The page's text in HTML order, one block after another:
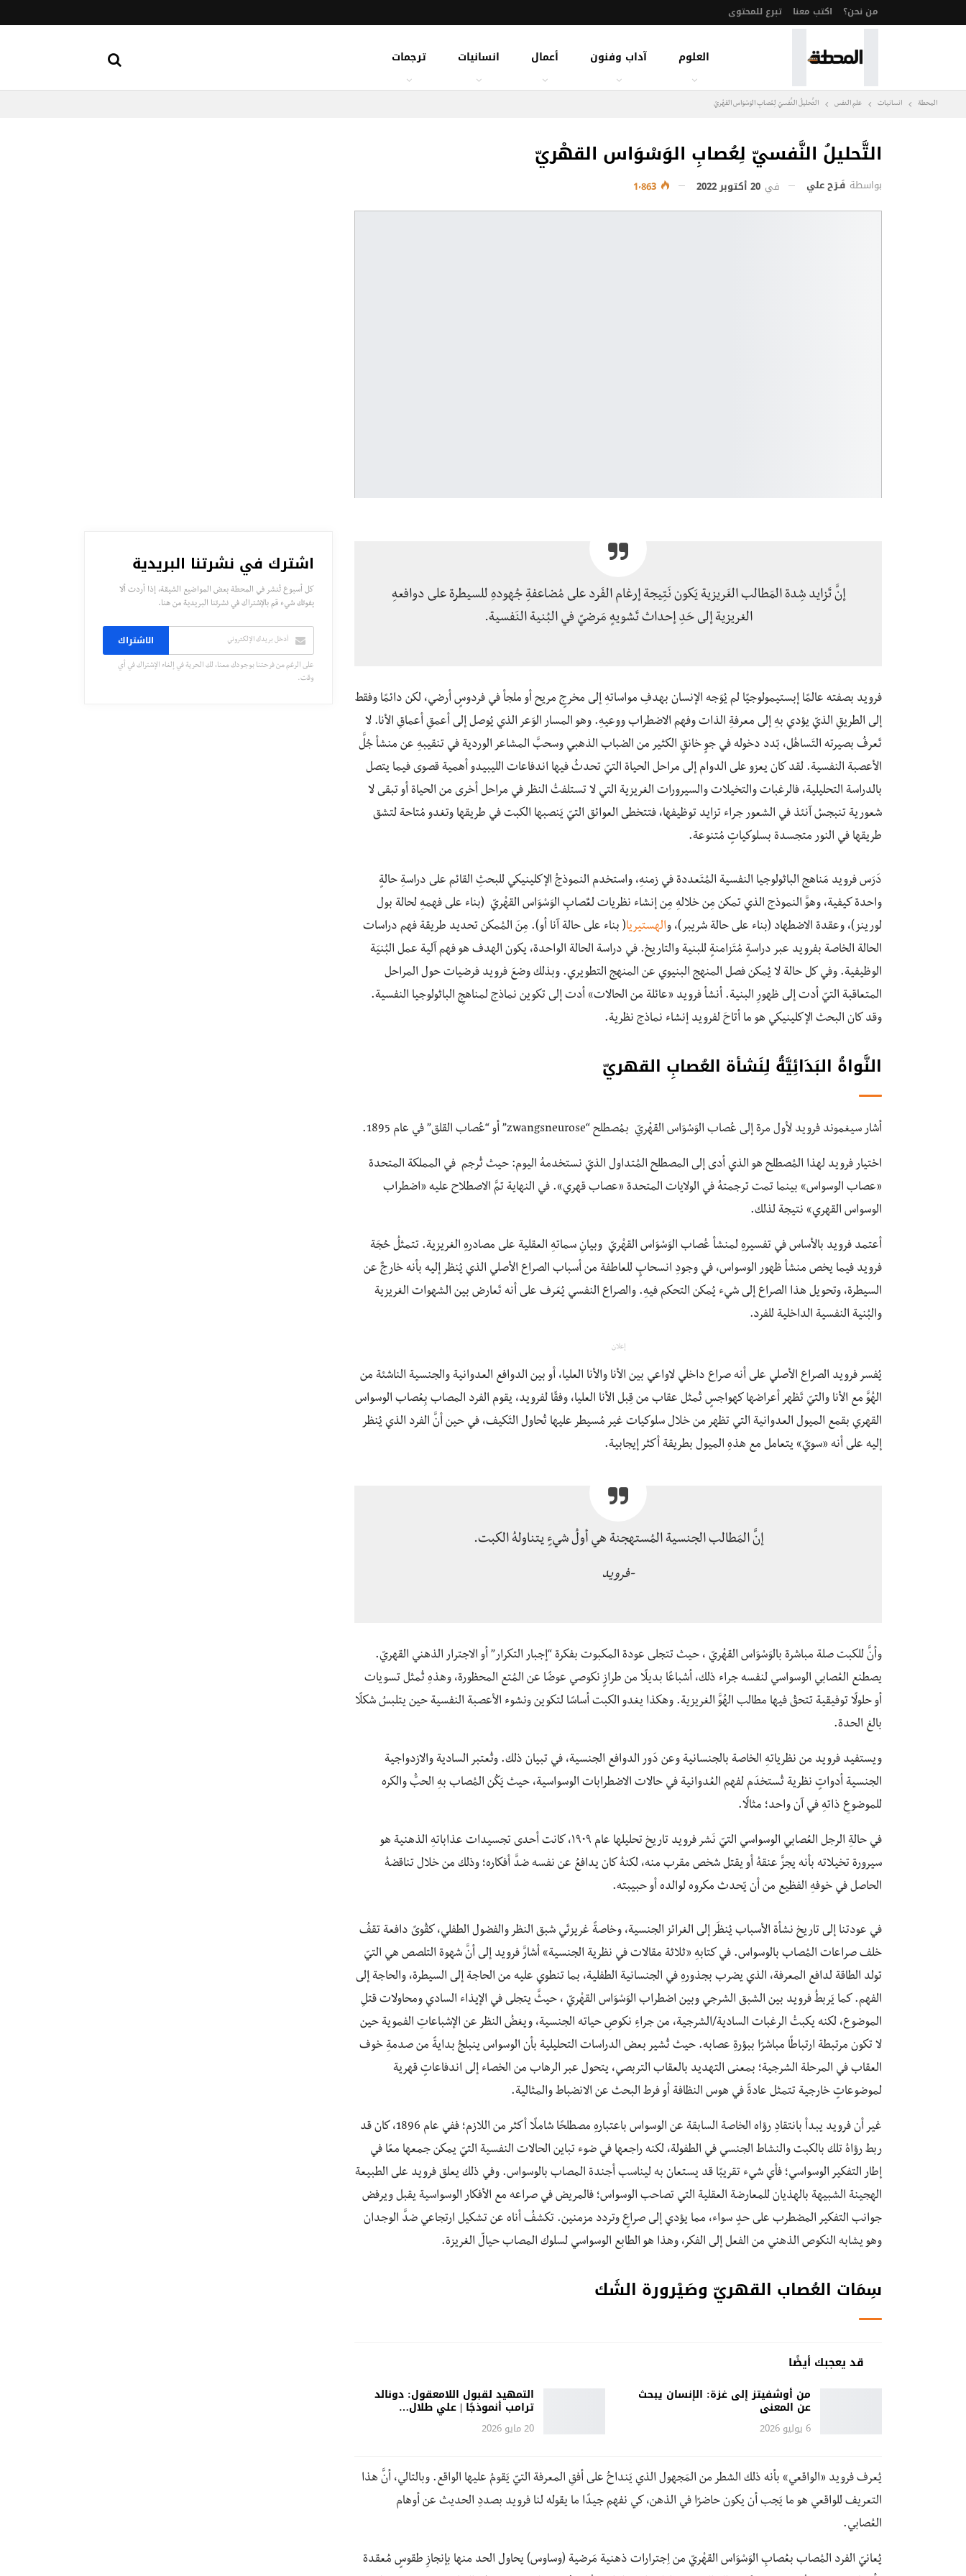
من نحن؟ اكتب معنا تبرع للمحتوى
العلوم آداب وفنون أعمال انسانيات ترجمات
المحطة انسانيات علم النفس التَّحليلُ النَّفسيّ لِعُصابِ الوَسْوَاس القهْريّ
التَّحليلُ النَّفسيّ لِعُصابِ الوَسْوَاس القهْريّ
بواسطة فَـرَح علي في 20 أكتوبر 2022
إنَّ تَزايد شِدة المَطالب الغَريزية يَكون نَتِيجة إرغام الفَرد على مُضاعفةِ جُهودهِ للسيطرة على دوافعهِ
الغريزية إلى حَدِ إحداث تَشويهٍ مَرضيّ في البُنية النَفسية.
فرويد بصفته عالمًا إبستيمولوجيًا لم يُوَجه الإنسان بهدفِ مواساتهِ إلى مخرجٍ مريح أو ملجأ في فردوسٍ أرضي، لكن دائمًا وفقط
إلى الطريقِ الذيّ يؤدي بهِ إلى معرفةِ الذات وفهم الاضطراب ووعيهِ. وهو المسار الوَعر الذي يُوصل إلى أعمقِ أعماقِ الأنا. لا
تَعرفُ بصيرته التَساهُل، بّدد دخوله في جوٍ خانقٍ الكثير من الضباب الذهبي وسحبَّ المشاعر الوردية في تنقيبهِ عن منشأ جُلَّ
الأعصبة النفسية. لقد كان يعزو على الدوام إلى مراحل الحياة التيّ تحدثُ فيها اندفاعات الليبيدو أهمية قصوى فيما يتصل
بالدراسة التحليلية، فالرغبات والتخيلات والسيرورات الغريزية التي لا تستلفتُ النظر في مراحل أخرى من الحياة أو تبقى لا
شعورية تنبجسُ آنئذ في الشعور جراء تزايد توظيفها، فتتخطى العوائق التيّ يَنصبها الكبت في طريقها وتغدو مُتاحة لتشق
طريقها في النور متجسدة بسلوكياتٍ مُتنوعة.
دَرَس فرويد مَناهج الباثولوجيا النفسية المُتَعددة في زمنهِ، واستخدم النموذجُ الإكلينيكي للبحثِ القائم على دراسةِ حالةٍ
واحدة كيفية، وهوَّ النموذج الذي تمكن مِن خلالهِ مِن إنشاء نظريات لعٌصابِ الوَسْوَاس القهْريّ (بناء على فهمهِ لحالة بول
لورينز)، وعقدة الاضطهاد (بناء على حالة شريبر)، والهستيريا( بناء على حالة آنا أو). مِنَ المُمكن تحديد طريقة فهم دراسات
الحالة الخاصة بفرويد عبر دراسةٍ مُتَزامنةٍ للبنية والتاريخ. في دراسة الحالة الواحدة، يكون الهدف هو فهم آلية عمل البُنيَة
الوظيفية. وفي كل حالة لا يُمكن فصل المنهج البنيوي عن المنهج التطويري. وبذلك وضعَ فرويد فرضيات حول المراحل
المتعاقبة التيّ أدت إلى ظهورِ البنية. أنشأ فروید «عائلة من الحالات» أدت إلى تكوين نماذج لمناهجِ الباثولوجيا النفسية.
وقد كان البحث الإكلينيكي هو ما أتاحَ لفرويد إنشاء نماذج نظرية.
النَّواةُ البَدَائِيَّةُ لِنَشأة العُصابِ القهريّ
أشار سيغموند فرويد لأول مرة إلى عُصاب الوَسْوَاس القهْريّ بمُصطلح “zwangsneurose” أو “عُصاب القلق” في عام 1895.
اختيار فرويد لهذا المُصطلح هو الذي أدى إلى المصطلح المُتداول الذيّ نستخدمهُ اليوم: حيث تُرجم في المملكة المتحدة
«عصاب الوسواس» بينما تمت ترجمتهُ في الولايات المتحدة «عصاب قهري». في النهاية تمَّ الاصطلاح عليه «اضطراب
الوسواس القهري» نتيجة لذلك.
أعتمد فرويد بالأساس في تفسيرهِ لمنشأ عُصاب الوَسْوَاس القهْريّ وبيانِ سماتهِ العقلية على مصادرهِ الغريزية. تتمثلُ حُجَة
فرويد فيما يخص منشأ ظهور الوسواس، في وجودِ انسحابٍ للعاطفة من أسباب الصراع الأصلي الذي يُنظر إليه بأنه خارجٌ عن
السيطرة، وتحويل هذا الصراع إلى شيء يُمكن التحكم فيهِ. والصراع النفسي يُعَرف على أنه تَعارض بين الشهوات الغريزية
والبُنية النفسية الداخلية للفرد.
إعلان
يُفسر فرويد الصراع الأصلي على أنه صراع داخلي لاواعي بين الأنا والأنا العليا، أو بين الدوافع العدوانية والجنسية الناشئة من
الهُوَّ مع الأنا والتيّ تَظهر أعراضها كهواجسٍ تُمثل عقاب من قِبل الأنا العليا، وفقًا لفرويد، يقوم الفرد المصاب بِعُصاب الوسواس
القهري بقمع الميول العدوانية التي تظهر من خلال سلوكيات غير مُسيطر عليها تُحاول التَكيف، في حين أنَّ الفرد الذي يُنظر
إليه على أنه «سويّ» يتعامل مع هذهِ الميول بطريقة أكثر إيجابية.
إنَّ المَطالب الجنسية المُستهجنة هي أولُ شيءٍ يتناولهُ الكبت.
-فرويد
وأنَّ للكبت صلة مباشرة بالوَسْوَاس القهْريّ ، حيث تتجلى عودة المكبوت بفكرة “إجبار التكرار” أو الاجترار الذهني القهريّ.
يصطنع العُصابي الوسواسي لنفسه جراء ذلك، أشباعًا بديلًا من طرازٍ نكوصي عوضًا عن المُتع المحظورة، وهذهِ تُمثل تسويات
أو حلولًا توفيقية تتحقُ فيها مطالب الهُوَّ الغريزية. وهكذا يغدو الكبت أساسًا لتكوين ونشوء الأعصبة النفسية حين يتلبسُ شكلًا
بالغ الحدة.
ويستفيد فرويد من نظرياتهِ الخاصة بالجنسانية وعن دَور الدوافع الجنسية، في تبيان ذلك. وتُعتبر السادية والازدواجية
الجنسية أدواتٍ نظرية تُستخدَم لفهم العُدوانية في حالات الاضطرابات الوسواسية، حيث يَكُن المُصاب بهِ الحبُّ والكره
للموضوعِ ذاتهِ في آن واحد؛ مثالًا.
في حالةِ الرجل العُصابي الوسواسي التيّ نَشر فرويد تاريخ تحليلها عام ١٩٠٩، كانت أحدى تجسيدات عذاباتهِ الذهنية هو
سيرورة تخيلاته بأنه يجزَّ عنقهُ أو يقتل شخص مقرب منه، لكنهُ كان يدافعُ عن نفسه ضدَّ أفكاره؛ وذلك من خلال تناقضهُ
الحاصل في خوفهِ الفظيع من أن يّحدث مكروه لوالده أو حبيبته.
في عودتنا إلى تاريخ نشأة الأسباب يُنظَر إلى الغرائز الجنسية، وخاصةً غريزتَي شبق النظر والفضول الطفلي، كقُوىً دافعة تقفُ
خلف صراعات المُصاب بالوسواس. في كتابهِ «ثلاثة مقالات في نظرية الجنسية» أشارَّ فرويد إلى أنَّ شهوة التلصص هي التيّ
تولد الطاقة لدافع المعرفة، الذي يضرب بجذورهِ في الجنسانية الطفلية، بما تنطوي عليه من الحاجة إلى السيطرة، والحاجة إلى
الفهم. كما يَربطُ فرويد بين الشبق الشرجي وبين اضطراب الوَسْوَاس القهْريّ ، حيثَّ يتجلى في الإيذاء السادي ومحاولات قتلِ
الموضوع، لكنه يكبتُ الرغبات السادية/الشرجية، من جراءِ نكوصِ حياته الجنسية، ويغضُ النظر عن الإشباعاتِ الفموية حين
لا تكون مرتبطة ارتباطًا مباشرًا ببؤرةِ عصابه. حيث تُشير بعض الدراسات التحليلية بأن الوسواس ينبلجُ بدايةً من صدمةِ خوف
العقاب في المرحلة الشرجية؛ بمعنى التهديد بالعقاب التربصي، يتحول عبر الرهاب من الخصاء إلى اندفاعاتٍ قهرية
لموضوعاتٍ خارجية تتمثل عادةً في هوس النظافة أو فرط البحث عن الانضباط والمثالية.
غير أن فرويد يبدأ بانتقادِ رؤاه الخاصة السابقة عن الوسواس باعتبارهِ مصطلحًا شاملًا أكثر من اللازم؛ ففي عام 1896، كان قد
ربط رؤاهُ تلك بالكبت والنشاط الجنسي في الطفولة، لكنه راجعها في ضوء تباين الحالات النفسية التيّ يمكن جمعها معًا في
إطار التفكير الوسواسي؛ فأي شيء تقريبًا قد يستعان به ليناسب أجندة المصاب بالوسواس. وفي ذلك يعلق فرويد على الطبيعة
الهجينة الشبيهة بالهذيان للمعارضة العقلية التي تصاحب الوسواس؛ فالمريض في صراعه مع الأفكار الوسواسية يقبل ويرفض
جوانب التفكير المضطرب على حدٍ سواء، مما يؤدي إلى صراعٍ وتردد مزمنين. تكشفُ أناه عن تشكيل ارتجاعي ضدَّ الوجدان
وهو يشابه النكوص الذهني من الفعل إلى الفكر، وهذا هو الطابع الوسواسي لسلوك المصاب حيالّ الغريزة.
سِمَات العُصاب القهريّ وصَيْرورة الشَك
قد يعجبك أيضًا
من أوشفيتز إلى غزة: الإنسان يبحث
عن المعنى
6 يوليو 2026
التمهيد لقبول اللامعقول: دونالد
ترامب أنموذجًا | علي طلال…
20 مايو 2026
يُعرف فرويد «الواقعي» بأنه ذلك الشطر من المَجهول الذي يَنداحُ على أفقِ المعرفة التيّ يَقومُ عليها الواقع. وبالتالي، أنَّ هذا
التعريف للواقعي هو ما يَجب أن يكون حاضرًا في الذهن، كي نفهم جيدًا ما يقوله لنا فرويد بصددِ الحديث عن أوهام
العُصابي.
يُعانيّ الفرد المُصاب بعُصابِ الوَسْوَاس القهْريّ من اِجترارات ذهنية مَرضية (وساوس) يحاول الحد منها بإنجازِ طقوسٍ مُعقدة
اشترك في نشرتنا البريدية
كل أسبوع تُنشر في المحطة بعض المواضيع الشيقة، إذا أردت ألا
يفوتك شيء قم بالإشتراك في نشرتنا البريدية من هنا.
الاشتراك
على الرغم من فرحتنا بوجودك معنا، لك الحرية في إلغاء الإشتراك في أي
وقت.